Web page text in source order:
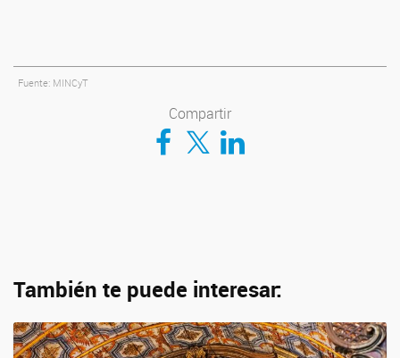
Fuente: MINCyT
Compartir
Compartir en Facebook
Compartir en TwitterCompartir en LinkedIn
También te puede interesar: